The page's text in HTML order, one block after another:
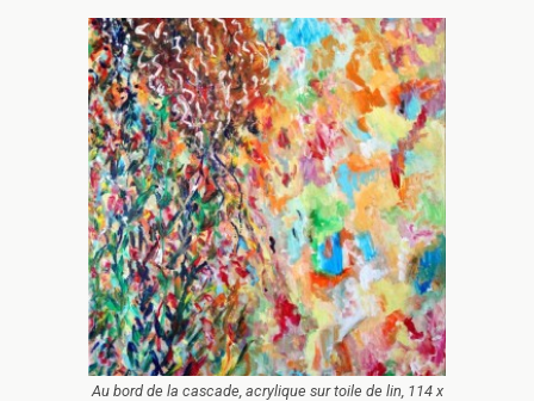
Au bord de la cascade, acrylique sur toile de lin, 114 x